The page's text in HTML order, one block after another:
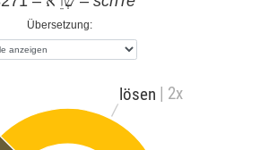
Übersetzung:
lösen | 2x